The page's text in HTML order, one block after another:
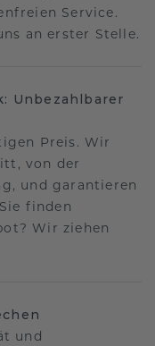
Service.
an erster Stelle.
Unbezahlbarer
Preis. Wir
von der
und garantieren
finden
Wir ziehen
und